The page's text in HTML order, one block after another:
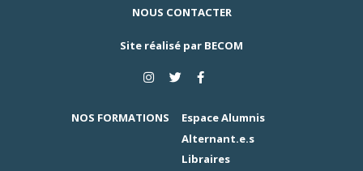
NOUS CONTACTER
Site réalisé par BECOM
NOS FORMATIONS
Espace Alumnis
Alternant.e.s
Libraires